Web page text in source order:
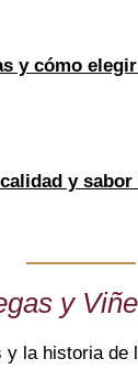
y cómo
y
y
la historia